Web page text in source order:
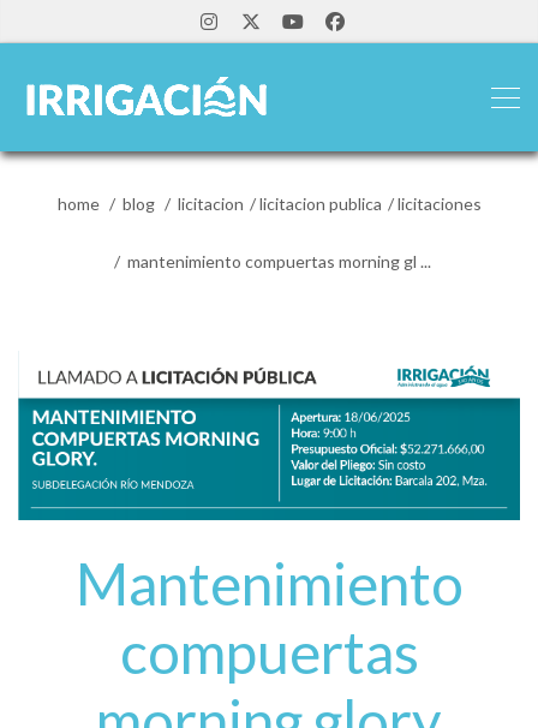
home blog licitacion licitacion publica licitaciones
mantenimiento compuertas morning gl ...
Mantenimiento
compuertas